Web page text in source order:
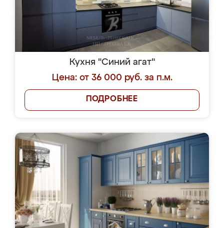
Кухня "Синий агат"
Цена: от 36 000 руб. за п.м.
ПОДРОБНЕЕ